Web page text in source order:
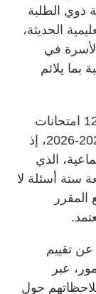
ذوي الطلبة
الحديثة،
في
يلائم
وأنهى طلاب الصفوف من الثالث حتى الـ12 امتحانات
الفصل الدراسي الأول للعام الأكاديمي 2025-2026، إذ
الذي
أسئلة لا
تقييم
عبر
حول